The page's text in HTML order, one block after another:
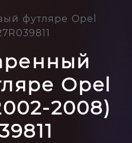
футляре Opel
Opel
2008)